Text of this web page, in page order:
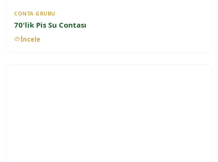
CONTA GRUBU
70'lik Pis Su Contası
İncele